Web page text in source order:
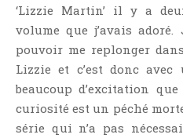
Littérature Contemporaine
Littérature Étrangère
Littérature Gay
Littérature Lesbienne
Manga
‘Lizzie Martin’ il y a
volume que j’avais
pouvoir me replonger
Lizzie et c’est donc
beaucoup d’excitation
curiosité est un péché
série qui n’a pas